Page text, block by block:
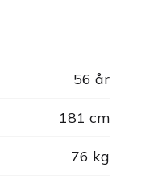
56 år
181 cm
76 kg